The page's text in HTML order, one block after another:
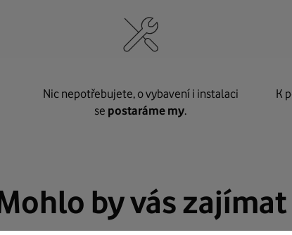
Nic nepotřebujete, o vybavení i instalaci
se postaráme my.
K
by vás zajímat